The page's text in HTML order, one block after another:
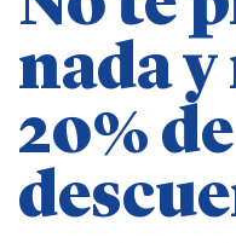
nada
20% de